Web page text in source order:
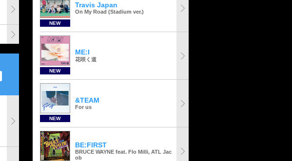
NEW
Travis Japan
On My Road (Stadium ver.)
NEW
ME:I
花咲く道
NEW
&TEAM
For us
BE:FIRST
BRUCE WAYNE feat. Flo Milli, ATL Jac
ob